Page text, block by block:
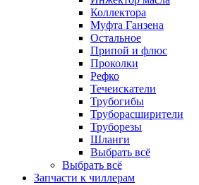
Коллектора
Муфта Ганзена
Остальное
Припой и флюс
Проколки
Рефко
Течеискатели
Трубогибы
Труборасширители
Труборезы
Шланги
Выбрать всё
Выбрать всё
Запчасти к чиллерам